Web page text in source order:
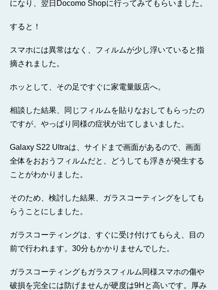
になり、翌日Docomo Shopに行ってみてもらいました。
すると！
スマホには異常はなく、フィルムが少し浮いていると指
摘されました。
ホッとして、その足ですぐに家電量販店へ。
相談した結果、同じフィルムを貼りなおしてもらったの
ですが、やっぱり同様の症状が出てしまいました。
Galaxy S22 Ultraは、サイドまで画面があるので、画面
全体をおおうフィルムだと、どうしても浮きが発生する
ことがわかりました。
そのため、検討した結果、ガラスコーティングをしても
らうことにしました。
ガラスコーティングは、すぐに受け付けてもらえ、目の
前で行われます。30分もかかりませんでした。
ガラスコーティングもガラスフィルム同様スマホの傷や
破損を完全には防げませんが硬度は9Hと高いです。厚み